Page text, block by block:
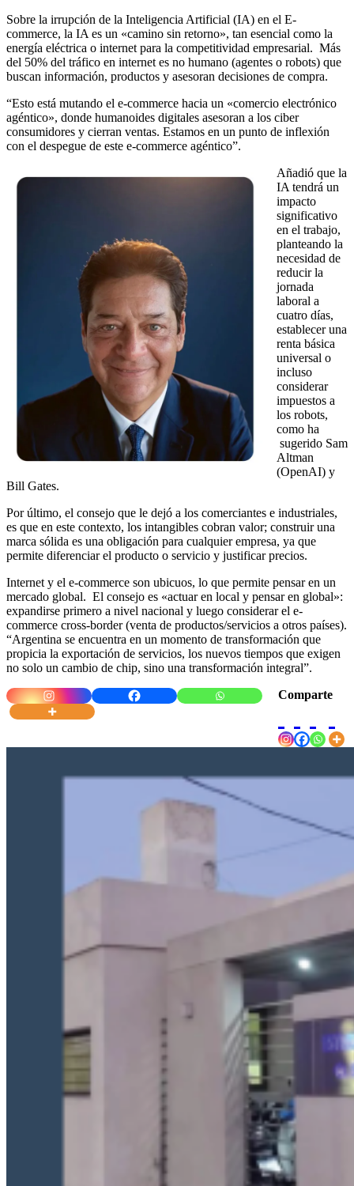
Sobre la irrupción de la Inteligencia Artificial (IA) en el E-
commerce, la IA es un «camino sin retorno», tan esencial como la
energía eléctrica o internet para la competitividad empresarial. Más
del 50% del tráfico en internet es no humano (agentes o robots) que
buscan información, productos y asesoran decisiones de compra.
“Esto está mutando el e-commerce hacia un «comercio electrónico
agéntico», donde humanoides digitales asesoran a los ciber
consumidores y cierran ventas. Estamos en un punto de inflexión
con el despegue de este e-commerce agéntico”.
Añadió que la
IA tendrá un
impacto
significativo
en el trabajo,
planteando la
necesidad de
reducir la
jornada
laboral a
cuatro días,
establecer una
renta básica
universal o
incluso
considerar
impuestos a
los robots,
como ha
sugerido Sam
Altman
(OpenAI) y
Bill Gates.
Por último, el consejo que le dejó a los comerciantes e industriales,
es que en este contexto, los intangibles cobran valor; construir una
marca sólida es una obligación para cualquier empresa, ya que
permite diferenciar el producto o servicio y justificar precios.
Internet y el e-commerce son ubicuos, lo que permite pensar en un
mercado global. El consejo es «actuar en local y pensar en global»:
expandirse primero a nivel nacional y luego considerar el e-
commerce cross-border (venta de productos/servicios a otros países).
“Argentina se encuentra en un momento de transformación que
propicia la exportación de servicios, los nuevos tiempos que exigen
no solo un cambio de chip, sino una transformación integral”.
Comparte